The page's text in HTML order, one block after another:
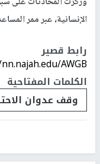
الإنسانية، عبر ممر
رابط قصير
AWGB/
الكلمات المفتاحية
وقف عدوان